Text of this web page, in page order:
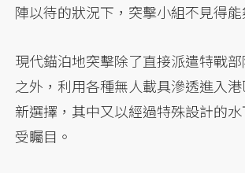
陣以待的狀況下，突擊小組不見得能
現代錨泊地突擊除了直接派遣特戰
之外，利用各種無人載具滲透進入
新選擇，其中又以經過特殊設計的
受矚目。